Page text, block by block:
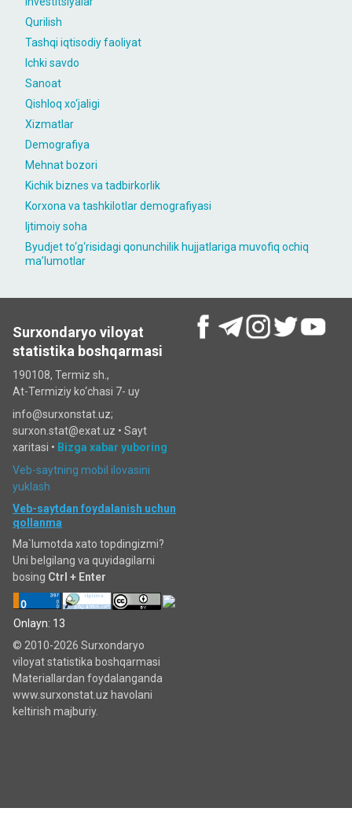
Qurilish
Tashqi iqtisodiy faoliyat
Ichki savdo
Sanoat
Qishloq xo‘jaligi
Xizmatlar
Demografiya
Mehnat bozori
Kichik biznes va tadbirkorlik
Korxona va tashkilotlar demografiyasi
Ijtimoiy soha
Byudjet to‘g‘risidagi qonunchilik hujjatlariga muvofiq ochiq
maʼlumotlar
Surxondaryo viloyat
statistika boshqarmasi
190108, Termiz sh.,
At-Termiziy ko‘chasi 7- uy
info@surxonstat.uz;
surxon.stat@exat.uz • Sayt
xaritasi • Bizga xabar yuboring
Veb-saytning mobil ilovasini
yuklash
Veb-saytdan foydalanish uchun
qollanma
Ma`lumotda xato topdingizmi?
Uni belgilang va quyidagilarni
bosing Ctrl + Enter
Onlayn: 13
© 2010-2026 Surxondaryo
viloyat statistika boshqarmasi
Materiallardan foydalanganda
www.surxonstat.uz havolani
keltirish majburiy.